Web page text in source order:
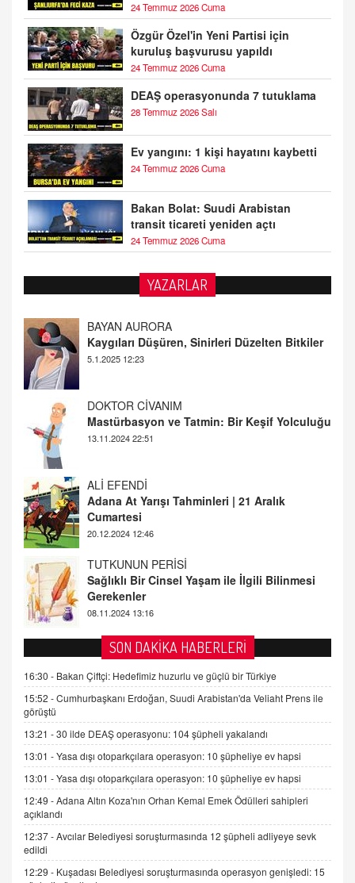
24 Temmuz 2026 Cuma
Özgür Özel'in Yeni Partisi için
kuruluş başvurusu yapıldı
24 Temmuz 2026 Cuma
DEAŞ operasyonunda 7 tutuklama
28 Temmuz 2026 Salı
Ev yangını: 1 kişi hayatını kaybetti
24 Temmuz 2026 Cuma
Bakan Bolat: Suudi Arabistan
transit ticareti yeniden açtı
24 Temmuz 2026 Cuma
YAZARLAR
DOKTOR CİVANIM
Mastürbasyon ve Tatmin: Bir Keşif Yolculuğu
13.11.2024 22:51
ALİ EFENDİ
Adana At Yarışı Tahminleri | 21 Aralık
Cumartesi
TUTKUNUN PERİSİ
Sağlıklı Bir Cinsel Yaşam ile İlgili Bilinmesi
Gerekenler
08.11.2024 13:16
FARUK ÖNALAN
Tezkere Onaylanmasaydı…
2 Kasım 2021 Salı 00:11
AV. DOĞAN CAN DOĞAN
Kişisel verilerin korunması ve dijital hukukun
gelişimi
15.09.2025 16:17
SEHER EREK
Kış Ayları Geldi, Hangi Önlemler Alınmalı?
9.12.2025 10:11
İNCİ GÜL AKÖL
06.07.2026 13:00
SON DAKİKA HABERLERİ
16:30 - Bakan Çiftçi: Hedefimiz huzurlu ve güçlü bir Türkiye
15:52 -Cumhurbaşkanı Erdoğan, Suudi Arabistan'da Veliaht Prens ile
görüştü
13:21 -30 ilde DEAŞ operasyonu: 104 şüpheli yakalandı
13:01 -Yasa dışı otoparkçılara operasyon: 10 şüpheliye ev hapsi
13:01 -Yasa dışı otoparkçılara operasyon: 10 şüpheliye ev hapsi
12:49 -Adana Altın Koza'nın Orhan Kemal Emek Ödülleri sahipleri
açıklandı
12:37 -Avcılar Belediyesi soruşturmasında 12 şüpheli adliyeye sevk
edildi
12:29 - Kuşadası Belediyesi soruşturmasında operasyon genişledi: 15